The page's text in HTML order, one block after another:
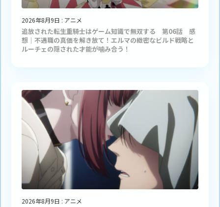
2026年8月9日 : アニメ
追放された転生重騎士はゲーム知識で無双する 第06話 感
想｜不遇職の真価を解き放て！エルマの緻密なビルド戦略と
ルーチェの隠された才能が噛み合う！
2026年8月9日 : アニメ